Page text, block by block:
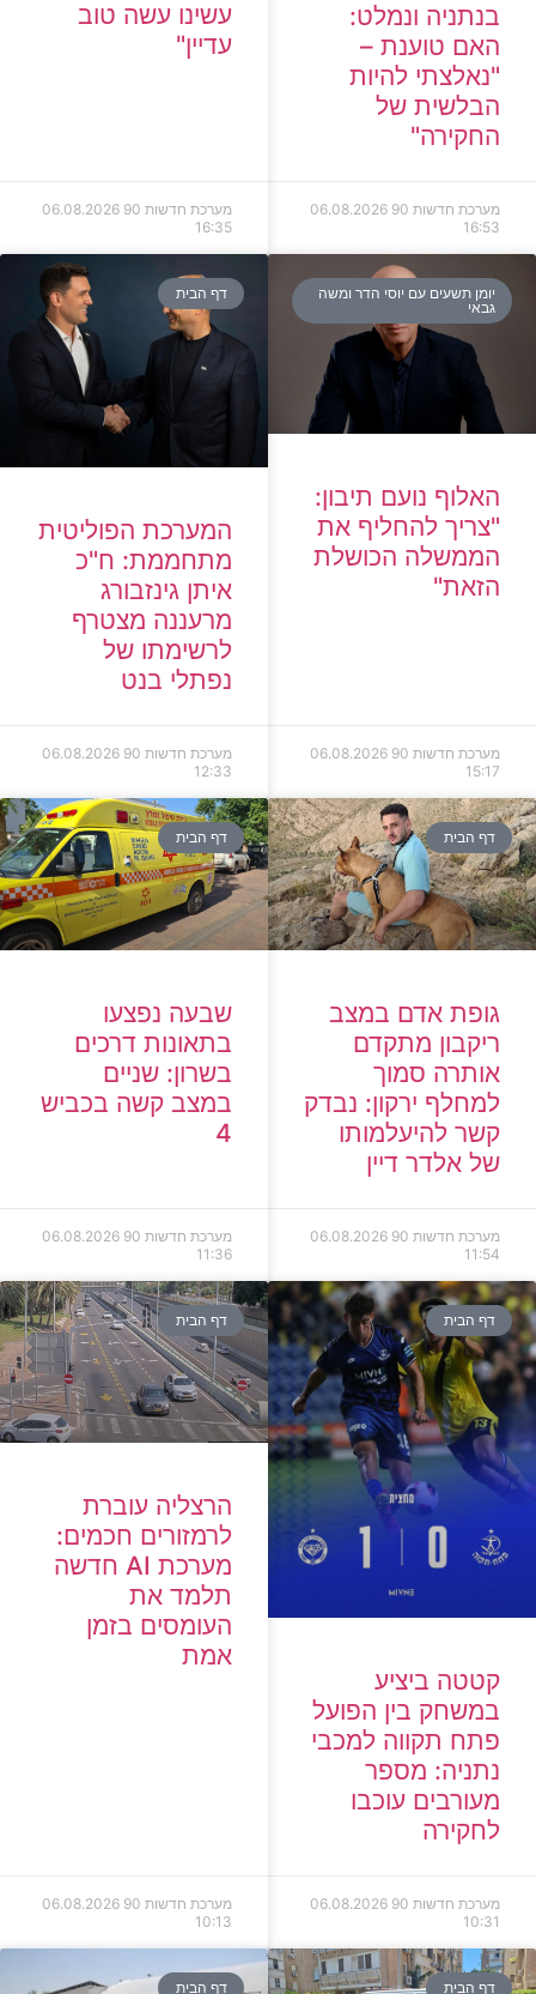
בנתניה ונמלט:
האם טוענת –
"נאלצתי להיות
הבלשית של
החקירה"
מערכת חדשות 90
06.08.2026
16:53
עשינו עשה טוב
עדיין"
מערכת חדשות 90
06.08.2026
16:35
יומן תשעים עם יוסי הדר ומשה
גבאי
האלוף נועם תיבון:
"צריך להחליף את
הממשלה הכושלת
הזאת"
מערכת חדשות 90
06.08.2026
15:17
דף הבית
המערכת הפוליטית
מתחממת: ח"כ
איתן גינזבורג
מרעננה מצטרף
לרשימתו של
נפתלי בנט
מערכת חדשות 90
06.08.2026
12:33
דף הבית
גופת אדם במצב
ריקבון מתקדם
אותרה סמוך
למחלף ירקון: נבדק
קשר להיעלמותו
של אלדר דיין
מערכת חדשות 90
06.08.2026
11:54
דף הבית
שבעה נפצעו
בתאונות דרכים
בשרון: שניים
במצב קשה בכביש
4
מערכת חדשות 90
06.08.2026
11:36
דף הבית
קטטה ביציע
במשחק בין הפועל
פתח תקווה למכבי
נתניה: מספר
מעורבים עוכבו
לחקירה
מערכת חדשות 90
06.08.2026
10:31
דף הבית
הרצליה עוברת
לרמזורים חכמים:
מערכת AI חדשה
תלמד את
העומסים בזמן
אמת
מערכת חדשות 90
06.08.2026
10:13
דף הבית דף הבית